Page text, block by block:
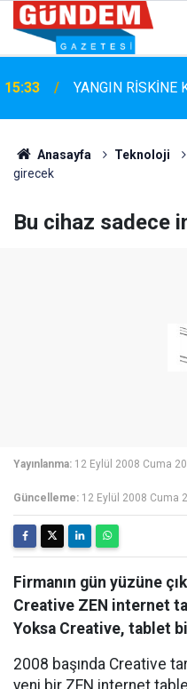
15:06
Marmaris
Mustafa
Anasayfa Teknoloji
girecek
Bu cihaz sadece
Yayınlanma: 12 Eylül 2008 Cuma
Güncelleme: 12 Eylül 2008 Cuma
Firmanın gün yüzüne
Creative ZEN internet
Yoksa Creative, tablet
2008 başında Creative
yeni bir ZEN internet